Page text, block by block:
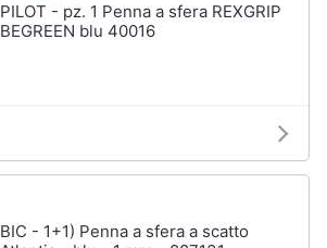
PILOT - pz. 1 Penna a sfera REXGRIP
BEGREEN blu 40016
BIC - 1+1) Penna a sfera a scatto